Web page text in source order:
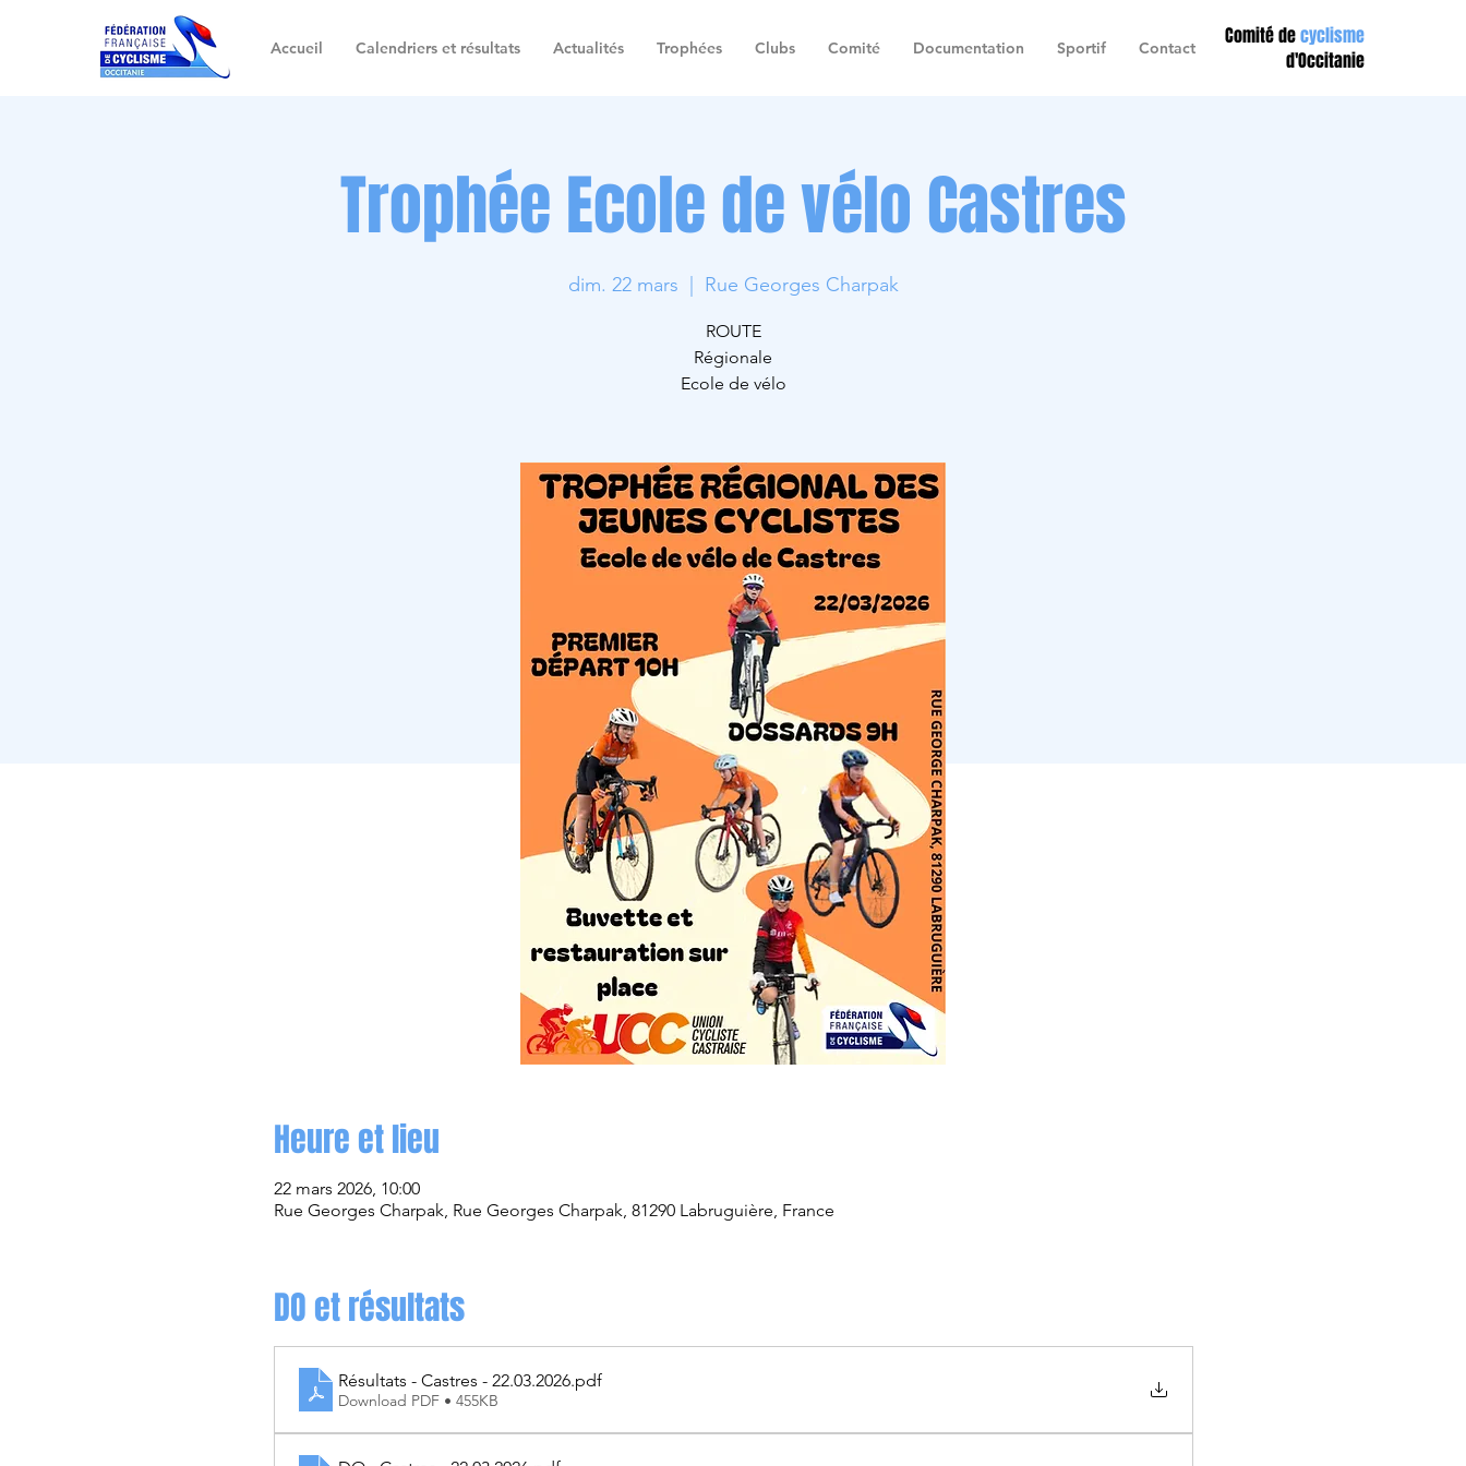
Accueil Calendriers et résultats Actualités Trophées Clubs Comité Documentation Sportif Contact Comité decyclisme
d'Occitanie
Trophée Ecole de vélo Castres
dim. 22 mars Rue Georges Charpak
ROUTE
Régionale
Ecole de vélo
Heure et lieu
22 mars 2026, 10:00
Rue Georges Charpak, Rue Georges Charpak, 81290 Labruguière, France
DO et résultats
Résultats - Castres - 22.03.2026.pdf
Download PDF • 455KB